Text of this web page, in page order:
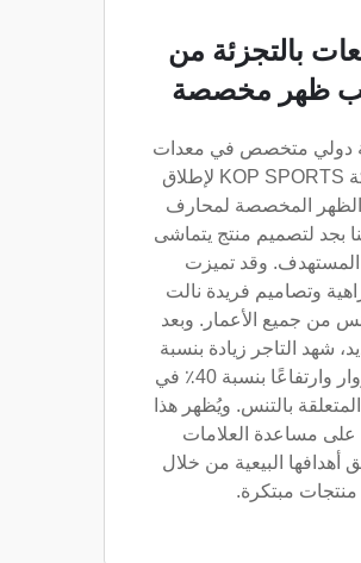
بالتجزئة من
ظهر مخصصة
دولي متخصص في معدات
الرياضة مع شركة KOP SPORTS لإطلاق
المخصصة لمحارف
بجد لتصميم منتج يتماشى
وقد تميزت
وتصاميم فريدة نالت
من جميع الأعمار. وبعد
شهد التاجر زيادة بنسبة
50٪ في أعداد الزوار وارتفاعًا بنسبة 40٪ في
بالتنس. ويُظهر هذا
على مساعدة العلامات
أهدافها البيعية من خلال
مبتكرة.